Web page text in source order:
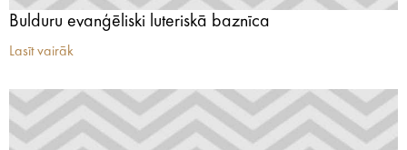
Bulduru evanģēliski luteriskā baznīca
Lasīt vairāk